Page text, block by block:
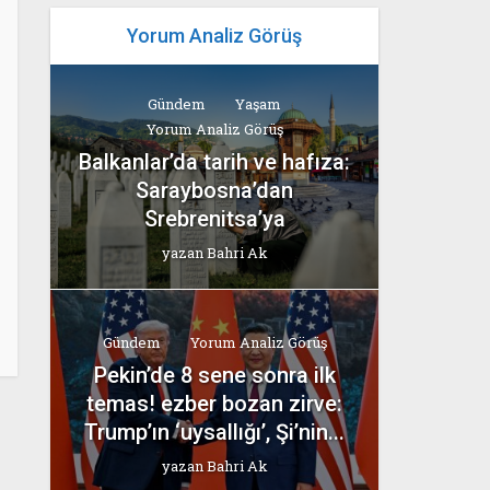
Yorum Analiz Görüş
Gündem
Yaşam
Yorum Analiz Görüş
Balkanlar’da tarih ve hafıza:
Saraybosna’dan
Srebrenitsa’ya
yazanBahri Ak
Gündem Yorum Analiz Görüş
Pekin’de 8 sene sonra ilk
temas! ezber bozan zirve:
Trump’ın ‘uysallığı’, Şi’nin...
yazanBahri Ak